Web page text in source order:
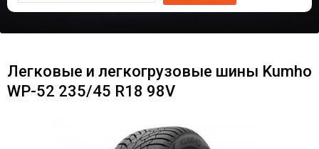
Легковые и легкогрузовые шины Kumho
WP-52 235/45 R18 98V